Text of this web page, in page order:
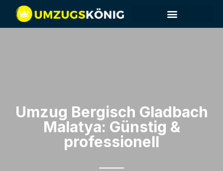
Umzug Bergisch Gladbach​
Malatya: Günstig &
professionell​